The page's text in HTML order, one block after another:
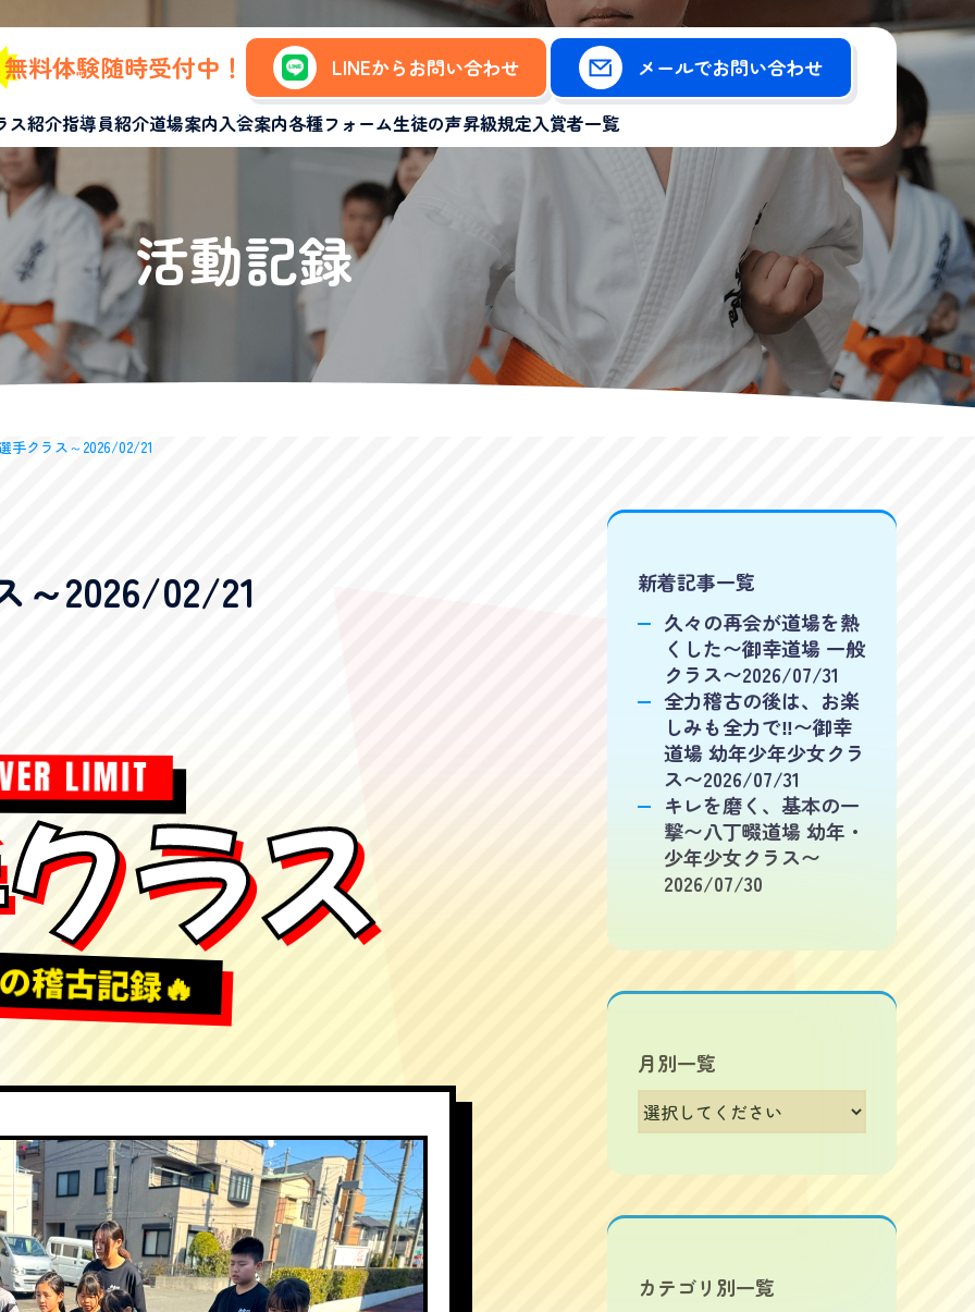
ス紹介指導員紹介道場案内入会案内各種フォーム生徒の声昇級規定入賞者一覧
無料体験随時受付中！ LINEからお問い合わせ メールでお問い合わせ
活動記録
手クラス～2026/02/21
～2026/02/21
LIMIT
ラス
稽古記録🔥
新着記事一覧
久々の再会が道場を熱
くした〜御幸道場 一般
クラス〜2026/07/31
全力稽古の後は、お楽
しみも全力で‼️〜御幸
道場 幼年少年少女クラ
ス〜2026/07/31
キレを磨く、基本の一
撃〜八丁畷道場 幼年・
少年少女クラス〜
2026/07/30
月別一覧
カテゴリ別一覧